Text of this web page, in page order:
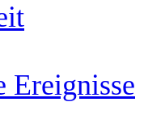
Ereignisse